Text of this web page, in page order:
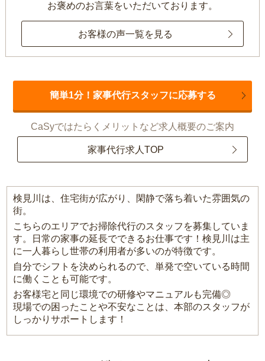
お褒めのお言葉をいただいております。
お客様の声一覧を見る
簡単1分！家事代行スタッフに応募する
CaSyではたらくメリットなど求人概要のご案内
家事代行求人TOP
検見川は、住宅街が広がり、閑静で落ち着いた雰囲気の
街。
こちらのエリアでお掃除代行のスタッフを募集していま
す。日常の家事の延長でできるお仕事です！検見川は主
に一人暮らし世帯の利用者が多いのが特徴です。
自分でシフトを決められるので、単発で空いている時間
に働くことも可能です。
お客様宅と同じ環境での研修やマニュアルも完備◎
現場での困ったことや不安なことは、本部のスタッフが
しっかりサポートします！